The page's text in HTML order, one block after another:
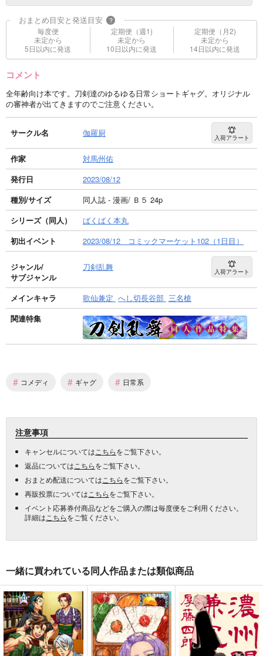
おまとめ目安と発送目安 ?
毎度便
未定から
5日以内に発送
定期便（週1)
未定から
10日以内に発送
定期便（月2)
未定から
14日以内に発送
コメント
全年齢向け本です。刀剣達のゆるゆる日常ショートギャグ。オリジナル
の審神者が出てきますのでご注意ください。
サークル名 伽羅厨 入荷アラート
作家
対馬州佑
発行日
2023/08/12
種別/サイズ
同人誌 - 漫画/ Ｂ５ 24p
シリーズ（同人）
ばくばく本丸
初出イベント
2023/08/12 コミックマーケット102（1日目）
ジャンル/
サブジャンル
刀剣乱舞 入荷アラート
メインキャラ 歌仙兼定 へし切長谷部 三名槍
関連特集
# コメディ # ギャグ # 日常系
注意事項
キャンセルについては こちらをご覧下さい。
返品については こちらをご覧下さい。
おまとめ配送については こちらをご覧下さい。
再販投票については こちらをご覧下さい。
イベント応募券付商品などをご購入の際は毎度便をご利用ください。
詳細は こちらをご覧ください。
一緒に買われている同人作品または類似商品